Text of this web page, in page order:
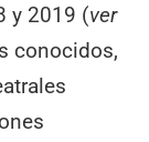
y 2019 (ver
conocidos,